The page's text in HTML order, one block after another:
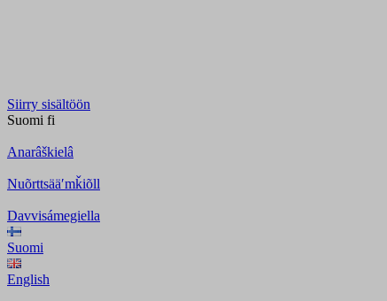
Siirry sisältöön
Suomi fi
Anarâškielâ
Nuõrttsääʹmǩiõll
Davvisámegiella
Suomi
English